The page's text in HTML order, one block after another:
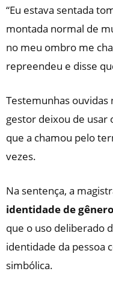
“Eu estava sentada
montada normal de
no meu ombro me
repreendeu e disse
Testemunhas
gestor deixou de usar
que a chamou pelo
vezes.
Na sentença, a
identidade de
que o uso deliberado
identidade da pessoa
simbólica.